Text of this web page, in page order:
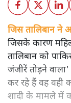
जिस तालिबान ने
जिसके कारण
तालिबान को
जंजीरें तोड़ने वाला'
कर रहे हैं वह वही
शादी के मामले में